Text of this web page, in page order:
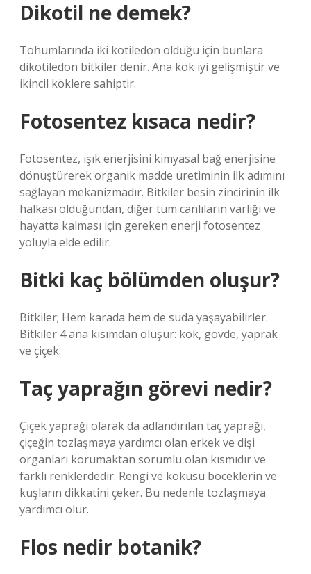
Dikotil ne demek?
Tohumlarında iki kotiledon olduğu için bunlara
dikotiledon bitkiler denir. Ana kök iyi gelişmiştir ve
ikincil köklere sahiptir.
Fotosentez kısaca nedir?
Fotosentez, ışık enerjisini kimyasal bağ enerjisine
dönüştürerek organik madde üretiminin ilk adımını
sağlayan mekanizmadır. Bitkiler besin zincirinin ilk
halkası olduğundan, diğer tüm canlıların varlığı ve
hayatta kalması için gereken enerji fotosentez
yoluyla elde edilir.
Bitki kaç bölümden oluşur?
Bitkiler; Hem karada hem de suda yaşayabilirler.
Bitkiler 4 ana kısımdan oluşur: kök, gövde, yaprak
ve çiçek.
Taç yaprağın görevi nedir?
Çiçek yaprağı olarak da adlandırılan taç yaprağı,
çiçeğin tozlaşmaya yardımcı olan erkek ve dişi
organları korumaktan sorumlu olan kısmıdır ve
farklı renklerdedir. Rengi ve kokusu böceklerin ve
kuşların dikkatini çeker. Bu nedenle tozlaşmaya
yardımcı olur.
Flos nedir botanik?